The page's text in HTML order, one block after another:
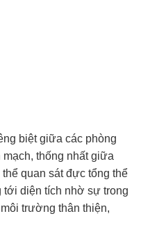
biệt giữa các phòng
thống nhất giữa
quan sát đực tổng thể
tới diện tích nhờ sự trong
trường thân thiện,